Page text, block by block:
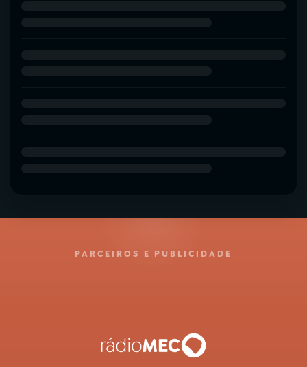
PARCEIROS E PUBLICIDADE